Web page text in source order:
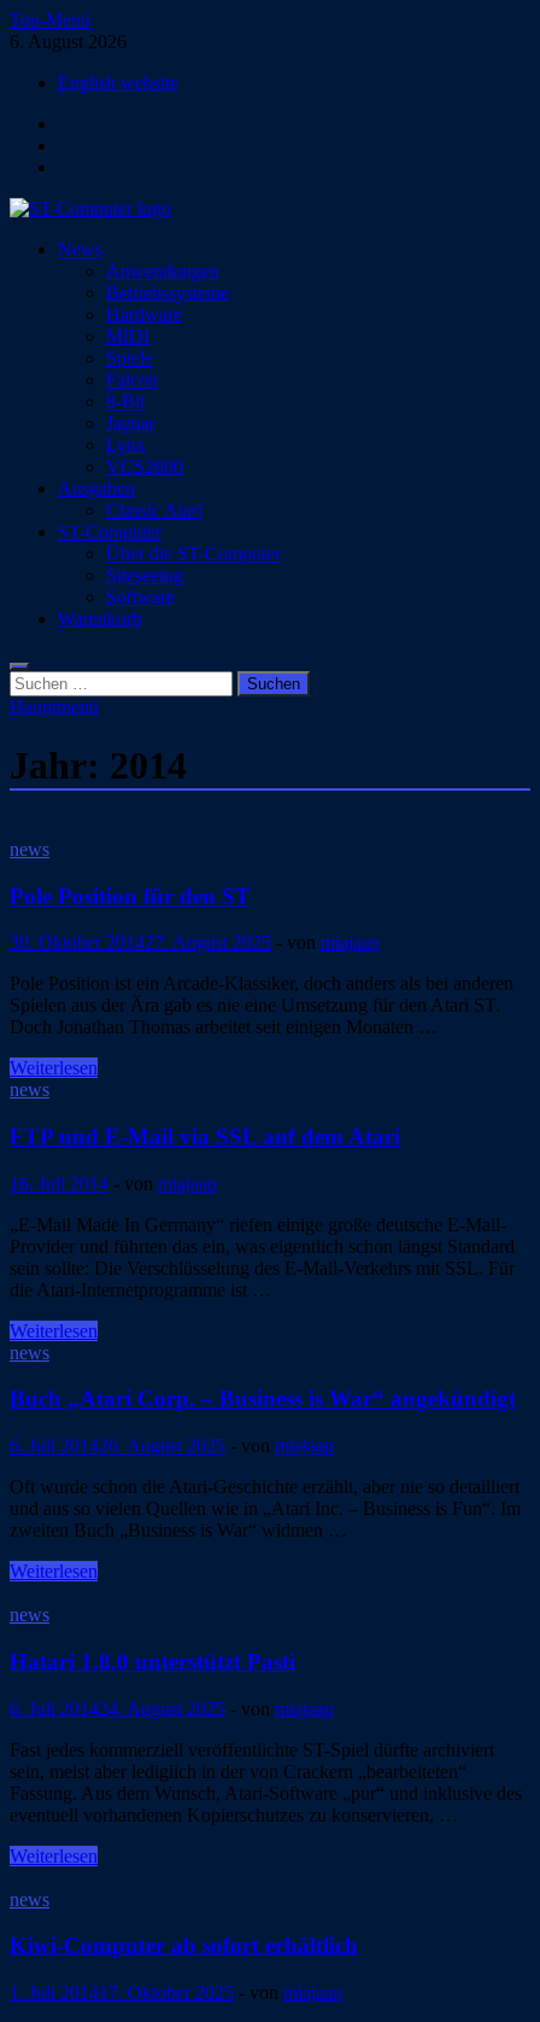
Zum
Inhalt
Top-Menü
6. August 2026
English website
ST-Computer
Das Magazin für Atari-Computer und -Konsolen
News
Anwendungen
Betriebssysteme
Hardware
MIDI
Spiele
Falcon
8-Bit
Jaguar
Lynx
VCS2600
Ausgaben
Classic Atari
ST-Computer
Über die ST-Computer
Siteseeing
Software
Warenkorb
Suchen
nach:
Hauptmenü
Jahr: 2014
news
Pole Position für den ST
30. Oktober 201427. August 2025 - von miajaap
Pole Position ist ein Arcade-Klassiker, doch anders als bei anderen
Spielen aus der Ära gab es nie eine Umsetzung für den Atari ST.
Doch Jonathan Thomas arbeitet seit einigen Monaten …
Pole
Position
den
ST
Weiterlesen
news
FTP und E-Mail via SSL auf dem Atari
16. Juli 2014 - von miajaap
„E-Mail Made In Germany“ riefen einige große deutsche E-Mail-
Provider und führten das ein, was eigentlich schon längst Standard
sein sollte: Die Verschlüsselung des E-Mail-Verkehrs mit SSL. Für
die Atari-Internetprogramme ist …
FTP
und
Mail
SSL
auf
dem
Atari
Weiterlesen
news
Buch „Atari Corp. – Business is War“ angekündigt
6. Juli 201426. August 2025 - von miajaap
Oft wurde schon die Atari-Geschichte erzählt, aber nie so detailliert
und aus so vielen Quellen wie in „Atari Inc. – Business is Fun“. Im
zweiten Buch „Business is War“ widmen …
Buch
Corp.
Business
is
War“
angekündigt
Weiterlesen
news
Hatari 1.8.0 unterstützt Pasti
6. Juli 201424. August 2025 - von miajaap
Fast jedes kommerziell veröffentlichte ST-Spiel dürfte archiviert
sein, meist aber lediglich in der von Crackern „bearbeiteten“
Fassung. Aus dem Wunsch, Atari-Software „pur“ und inklusive des
eventuell vorhandenen Kopierschutzes zu konservieren, …
Hatari
unterstützt
Weiterlesen
news
Kiwi-Computer ab sofort erhältlich
1. Juli 201417. Oktober 2025 - von miajaap